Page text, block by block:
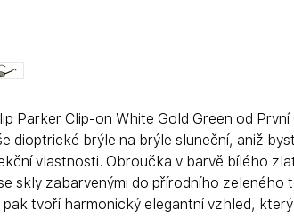
Parker Clip-on White Gold Green od První
dioptrické brýle na brýle sluneční, aniž
vlastnosti. Obroučka v barvě bílého
skly zabarvenými do přírodního zeleného
pak tvoří harmonický elegantní vzhled,